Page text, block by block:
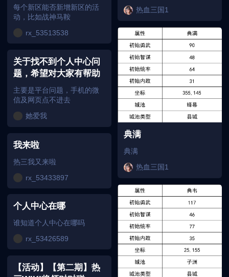
每个新区能否新增新区的活
动，比如战神马鞍
rx_53513538
关于找不到个人中心问
题，希望对大家有帮助
主要是平台问题，手机的微
信及网页点不进去
她爱我
我来啦
热三我又来啦
rx_53433897
个人中心在哪
谁知道个人中心在哪吗
rx_53426589
【活动】【第二期】热
热血三国1
典满
典满
热血三国1